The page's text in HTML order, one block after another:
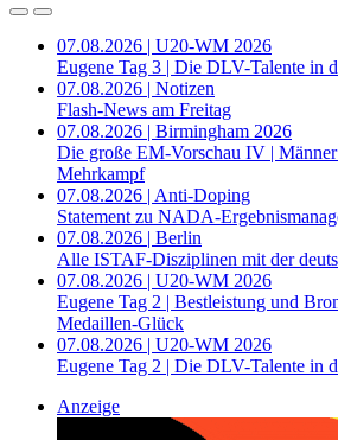
07.08.2026 | U20-WM 2026
Eugene Tag 3 | Die DLV-Talente in
07.08.2026 | Notizen
Flash-News am Freitag
07.08.2026 | Birmingham 2026
Die große EM-Vorschau IV |
Mehrkampf
07.08.2026 | Anti-Doping
Statement zu NADA-
07.08.2026 | Berlin
Alle ISTAF-Disziplinen mit der
07.08.2026 | U20-WM 2026
Eugene Tag 2 | Bestleistung und
Medaillen-Glück
07.08.2026 | U20-WM 2026
Eugene Tag 2 | Die DLV-Talente in
Anzeige